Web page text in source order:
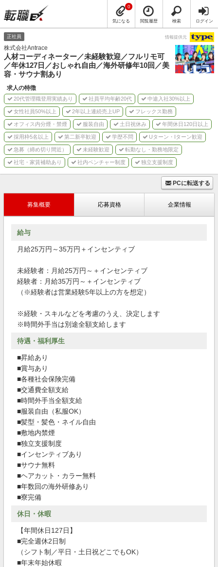
気になる
0
閲覧履歴 検索 ログイン
正社員 情報提供元
株式会社Antrace
人材コーディネーター／未経験歓迎／フルリモ可
／年休127日／おしゃれ自由／海外研修年10回／美
容・サウナ割あり
求人の特徴
20代管理職登用実績あり 社員平均年齢20代 中途入社30%以上
女性社員50%以上 2年以上連続売上UP フレックス勤務
オフィス内分煙・禁煙 服装自由 土日祝休み 年間休日120日以上
採用枠5名以上 第二新卒歓迎 学歴不問 Uターン・Iターン歓迎
急募（締め切り間近） 未経験歓迎 転勤なし・勤務地限定
社宅・家賃補助あり 社内ベンチャー制度 独立支援制度
PCに転送する
募集概要 応募資格 企業情報
給与
月給25万円～35万円＋インセンティブ
未経験者：月給25万円～＋インセンティブ
経験者：月給35万円～＋インセンティブ
（※経験者は営業経験5年以上の方を想定）
※経験・スキルなどを考慮のうえ、決定します
※時間外手当は別途全額支給します
待遇・福利厚生
■昇給あり
■賞与あり
■各種社会保険完備
■交通費全額支給
■時間外手当全額支給
■服装自由（私服OK）
■髪型・髪色・ネイル自由
■敷地内禁煙
■独立支援制度
■インセンティブあり
■サウナ無料
■ヘアカット・カラー無料
■年数回の海外研修あり
■寮完備
休日・休暇
【年間休日127日】
■完全週休2日制
（シフト制／平日・土日祝どこでもOK）
■年末年始休暇